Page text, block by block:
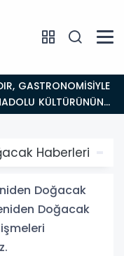
KÜLTÜRÜNÜN
Haberleri
Doğacak
Doğacak